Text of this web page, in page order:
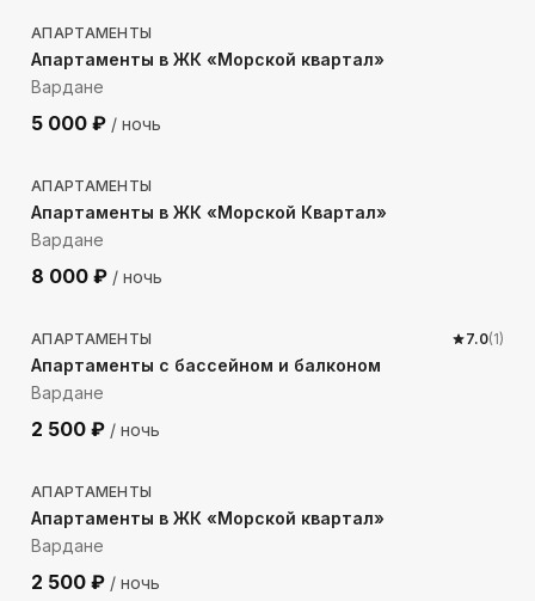
АПАРТАМЕНТЫ
Апартаменты в ЖК «Морской квартал»
Вардане
5 000 ₽ / ночь
452м до моря
АПАРТАМЕНТЫ
Апартаменты в ЖК «Морской Квартал»
Вардане
8 000 ₽ / ночь
392м до моря
АПАРТАМЕНТЫ 7.0(1)
Апартаменты с бассейном и балконом
Вардане
2 500 ₽ / ночь
452м до моря
АПАРТАМЕНТЫ
Апартаменты в ЖК «Морской квартал»
Вардане
2 500 ₽ / ночь
1535 м до моря